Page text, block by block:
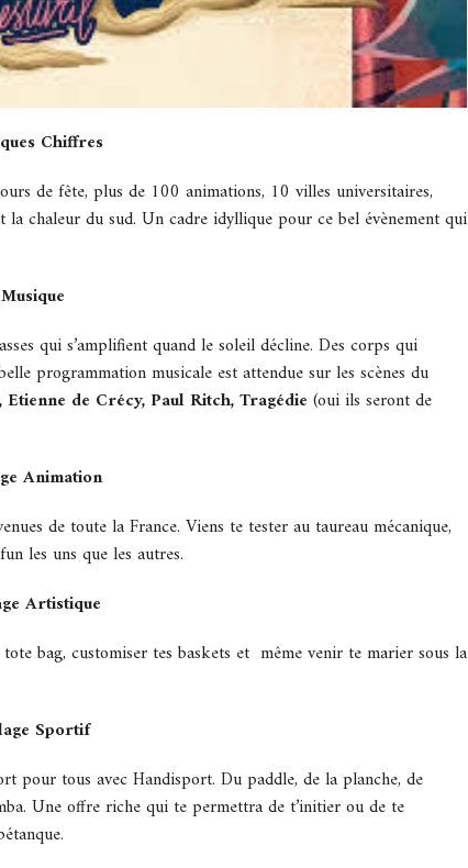
Chiffres
de fête, plus de 100 animations, 10 villes universitaires,
chaleur du sud. Un cadre idyllique pour ce bel évènement qui
Musique
qui s’amplifient quand le soleil décline. Des corps qui
programmation musicale est attendue sur les scènes du
de Crécy, Paul Ritch, Tragédie (oui ils seront de
Animation
de toute la France. Viens te tester au taureau mécanique,
les uns que les autres.
Artistique
bag, customiser tes baskets et même venir te marier sous la
Sportif
pour tous avec Handisport. Du paddle, de la planche, de
Une offre riche qui te permettra de t’initier ou de te